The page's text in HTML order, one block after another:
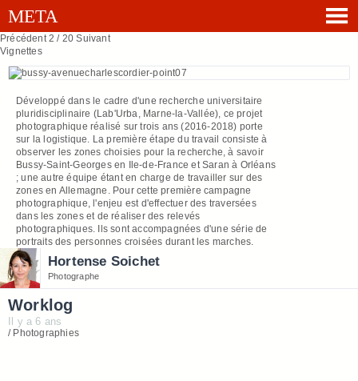
Précédent 2 / 20 Suivant
Vignettes
Développé dans le cadre d'une recherche universitaire
pluridisciplinaire (Lab'Urba, Marne-la-Vallée), ce projet
photographique réalisé sur trois ans (2016-2018) porte
sur la logistique. La première étape du travail consiste à
observer les zones choisies pour la recherche, à savoir
Bussy-Saint-Georges en Ile-de-France et Saran à Orléans
; une autre équipe étant en charge de travailler sur des
zones en Allemagne. Pour cette première campagne
photographique, l'enjeu est d'effectuer des traversées
dans les zones et de réaliser des relevés
photographiques. Ils sont accompagnées d'une série de
portraits des personnes croisées durant les marches.
Hortense Soichet
Photographe
Worklog
Il y a 6 ans
/ Photographies